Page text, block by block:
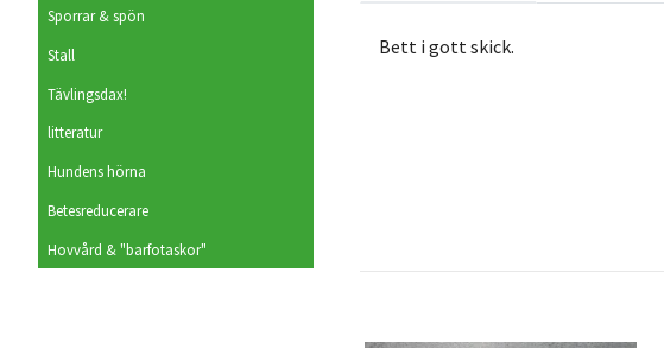
Sporrar & spön
Stall
Tävlingsdax!
litteratur
Hundens hörna
Betesreducerare
Hovvård & "barfotaskor"
Bett i gott skick.